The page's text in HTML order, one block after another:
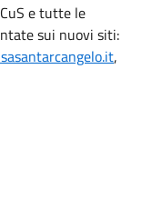
e tutte le
sui nuovi siti:
,